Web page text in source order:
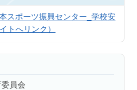
スポーツ振興センター_学校安
トへリンク）
員会